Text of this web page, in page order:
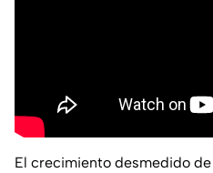
El crecimiento desmedido de